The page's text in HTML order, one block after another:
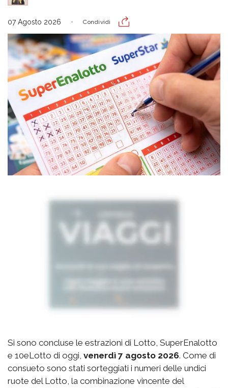
07 Agosto 2026 Condividi
Si sono concluse le estrazioni di Lotto, SuperEnalotto
e 10eLotto di oggi, venerdì 7 agosto 2026. Come di
consueto sono stati sorteggiati i numeri delle undici
ruote del Lotto, la combinazione vincente del